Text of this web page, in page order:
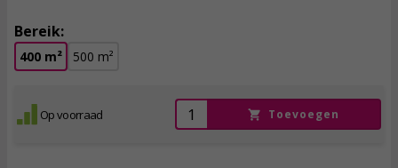
Bereik:
400 m² 500 m²
Op voorraad Toevoegen